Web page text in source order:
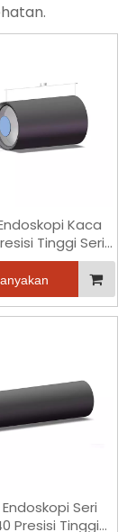
Kaca
Tinggi Seri
OV9734 untuk
Medis
Seri
Presisi Tinggi